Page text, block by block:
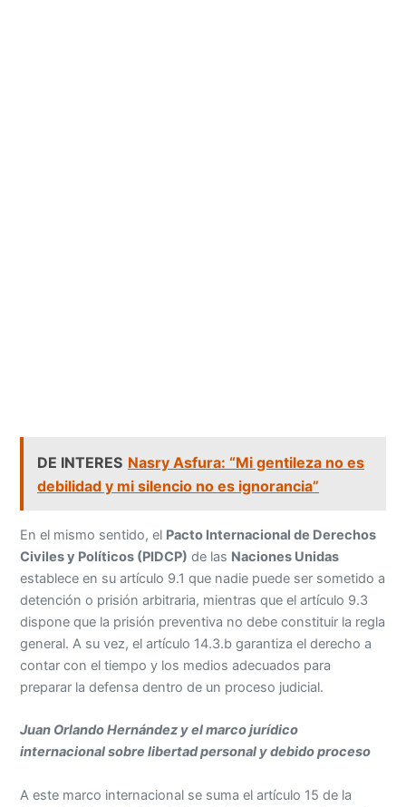
DE INTERES Nasry Asfura: “Mi gentileza no es
debilidad y mi silencio no es ignorancia”
En el mismo sentido, el Pacto Internacional de Derechos
Civiles y Políticos (PIDCP) de las Naciones Unidas
establece en su artículo 9.1 que nadie puede ser sometido a
detención o prisión arbitraria, mientras que el artículo 9.3
dispone que la prisión preventiva no debe constituir la regla
general. A su vez, el artículo 14.3.b garantiza el derecho a
contar con el tiempo y los medios adecuados para
preparar la defensa dentro de un proceso judicial.
Juan Orlando Hernández y el marco jurídico
internacional sobre libertad personal y debido proceso
A este marco internacional se suma el artículo 15 de la